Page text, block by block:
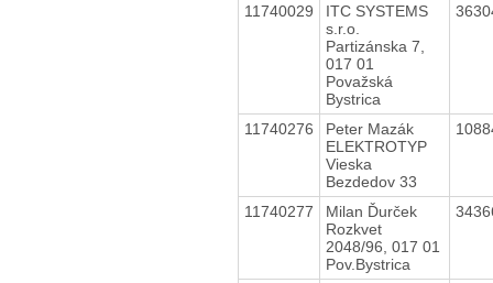
11740029
ITC SYSTEMS
s.r.o.
Partizánska 7,
017 01
Považská
Bystrica
11740276
Peter Mazák
ELEKTROTYP
Vieska
Bezdedov 33
11740277
Milan Ďurček
Rozkvet
2048/96, 017 01
Pov.Bystrica